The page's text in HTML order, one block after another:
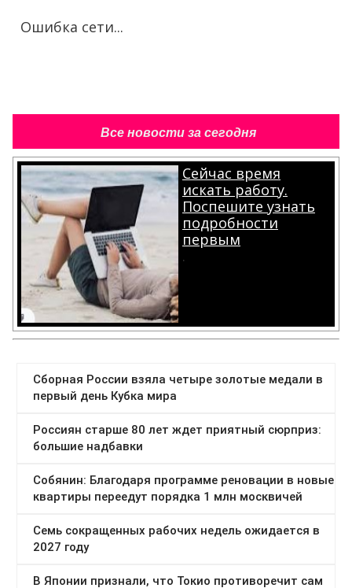
Ошибка сети...
Все новости за сегодня
Сейчас время
искать работу.
Поспешите узнать
подробности
первым
.